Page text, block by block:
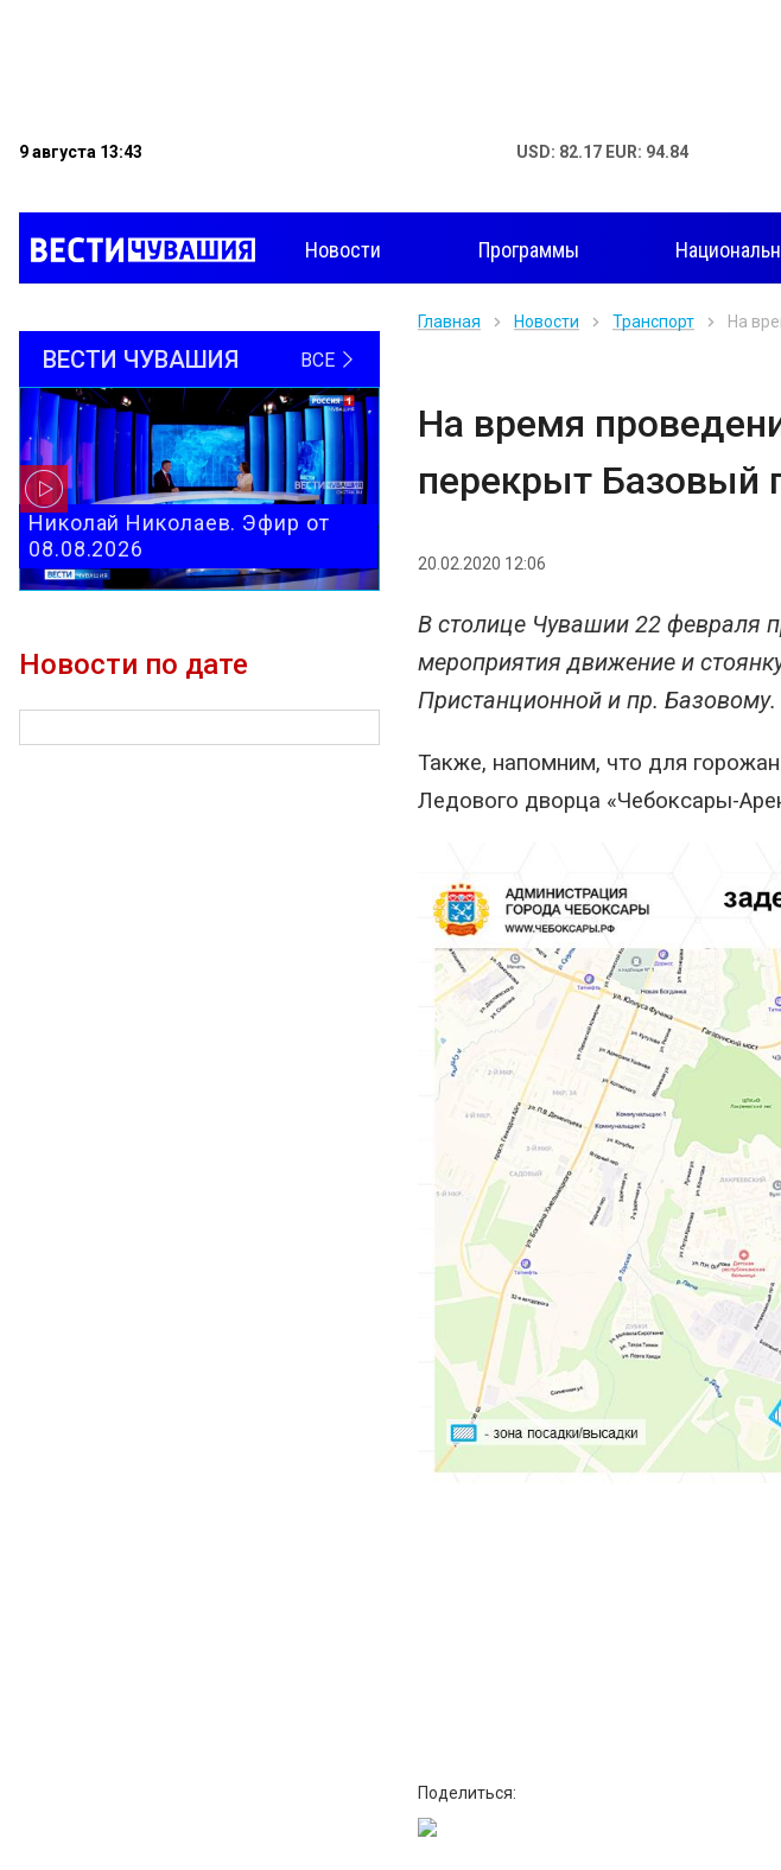
9 августа 13:43 USD: 82.17 EUR: 94.84
Новости Программы
ВЕСТИ ЧУВАШИЯ ВСЕ
Николай Николаев. Эфир от
08.08.2026
Новости по дате
Главная Новости Транспорт На
На время
перекрыт Базовый
20.02.2020 12:06
В столице Чувашии 22 февраля
мероприятия движение и
Пристанционной и пр. Базовому.
Также, напомним, что для
Ледового дворца «Чебоксары-
Поделиться: